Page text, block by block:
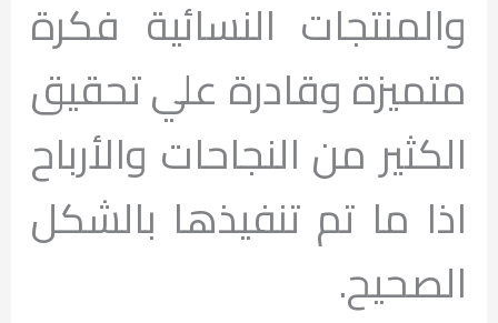
والمنتجات النسائية فكرة
متميزة وقادرة علي تحقيق
الكثير من النجاحات والأرباح
اذا ما تم تنفيذها بالشكل
الصحيح.